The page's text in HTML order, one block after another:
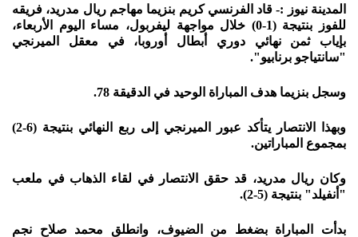
المدينة نيوز :- قاد الفرنسي كريم بنزيما مهاجم ريال مدريد، فريقه
للفوز بنتيجة (1-0) خلال مواجهة ليفربول، مساء اليوم الأربعاء،
بإياب ثمن نهائي دوري أبطال أوروبا، في معقل الميرنجي
"سانتياجو برنابيو".
وسجل بنزيما هدف المباراة الوحيد في الدقيقة 78.
وبهذا الانتصار يتأكد عبور الميرنجي إلى ربع النهائي بنتيجة (6-2)
بمجموع المباراتين.
وكان ريال مدريد، قد حقق الانتصار في لقاء الذهاب في ملعب
"أنفيلد" بنتيجة (5-2).
بدأت المباراة بضغط من الضيوف، وانطلق محمد صلاح نجم